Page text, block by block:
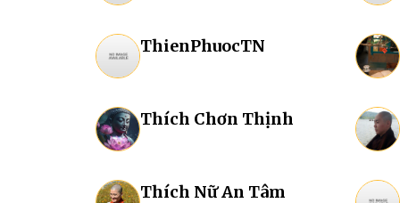
ThienPhuocTN
Thích Chơn Thịnh
Thích Nữ An Tâm